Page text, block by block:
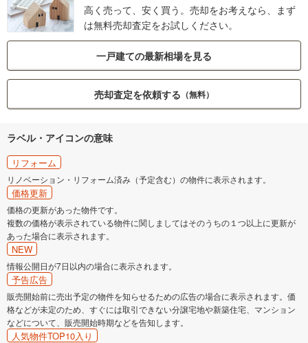
高く売って、安く買う。売却をお考えなら、まず
は無料売却査定をお試しください。
一戸建ての最新相場を見る
売却査定を依頼する （無料）
ラベル・アイコンの意味
リフォーム
リノベーション・リフォーム済み（予定含む）の物件に表示されます。
価格更新
価格の更新があった物件です。
複数の価格が表示されている物件に関しましてはそのうちの１つ以上に更新が
あった場合に表示されます。
NEW
情報公開日が7日以内の場合に表示されます。
予告広告
販売開始前に売出予定の物件を知らせるための広告の場合に表示されます。価
格などが未定のため、すぐには取引できない分譲宅地や新築住宅、マンション
などについて、販売開始時期などを告知します。
人気物件TOP10入り